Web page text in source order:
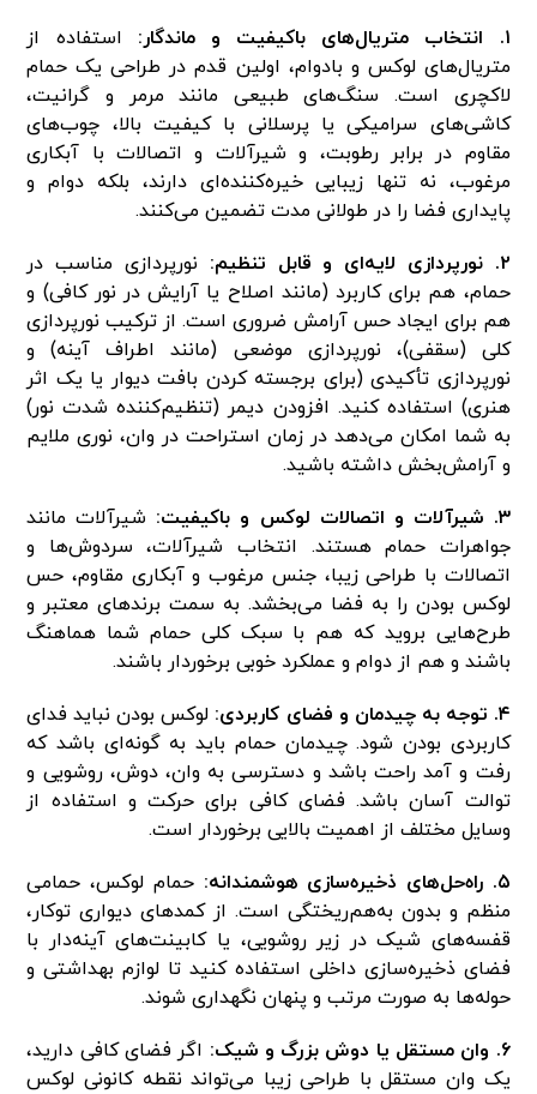
۱. انتخاب متریال‌های باکیفیت و ماندگار:
استفاده از
متریال‌های لوکس و بادوام، اولین قدم در طراحی یک حمام
لاکچری است. سنگ‌های طبیعی مانند مرمر و گرانیت،
کاشی‌های سرامیکی یا پرسلانی با کیفیت بالا، چوب‌های
مقاوم در برابر رطوبت، و شیرآلات و اتصالات با آبکاری
مرغوب، نه تنها زیبایی خیره‌کننده‌ای دارند، بلکه دوام و
پایداری فضا را در طولانی مدت تضمین می‌کنند.
۲. نورپردازی لایه‌ای و قابل تنظیم:
نورپردازی مناسب در
حمام، هم برای کاربرد (مانند اصلاح یا آرایش در نور کافی) و
هم برای ایجاد حس آرامش ضروری است. از ترکیب نورپردازی
کلی (سقفی)، نورپردازی موضعی (مانند اطراف آینه) و
نورپردازی تأکیدی (برای برجسته کردن بافت دیوار یا یک اثر
هنری) استفاده کنید. افزودن دیمر (تنظیم‌کننده شدت نور)
به شما امکان می‌دهد در زمان استراحت در وان، نوری ملایم
و آرامش‌بخش داشته باشید.
۳. شیرآلات و اتصالات لوکس و باکیفیت:
شیرآلات مانند
جواهرات حمام هستند. انتخاب شیرآلات، سردوش‌ها و
اتصالات با طراحی زیبا، جنس مرغوب و آبکاری مقاوم، حس
لوکس بودن را به فضا می‌بخشد. به سمت برندهای معتبر و
طرح‌هایی بروید که هم با سبک کلی حمام شما هماهنگ
باشند و هم از دوام و عملکرد خوبی برخوردار باشند.
۴. توجه به چیدمان و فضای کاربردی:
لوکس بودن نباید فدای
کاربردی بودن شود. چیدمان حمام باید به گونه‌ای باشد که
رفت و آمد راحت باشد و دسترسی به وان، دوش، روشویی و
توالت آسان باشد. فضای کافی برای حرکت و استفاده از
وسایل مختلف از اهمیت بالایی برخوردار است.
۵. راه‌حل‌های ذخیره‌سازی هوشمندانه:
حمام لوکس، حمامی
منظم و بدون به‌هم‌ریختگی است. از کمدهای دیواری توکار،
قفسه‌های شیک در زیر روشویی، یا کابینت‌های آینه‌دار با
فضای ذخیره‌سازی داخلی استفاده کنید تا لوازم بهداشتی و
حوله‌ها به صورت مرتب و پنهان نگهداری شوند.
۶. وان مستقل یا دوش بزرگ و شیک:
اگر فضای کافی دارید،
یک وان مستقل با طراحی زیبا می‌تواند نقطه کانونی لوکس